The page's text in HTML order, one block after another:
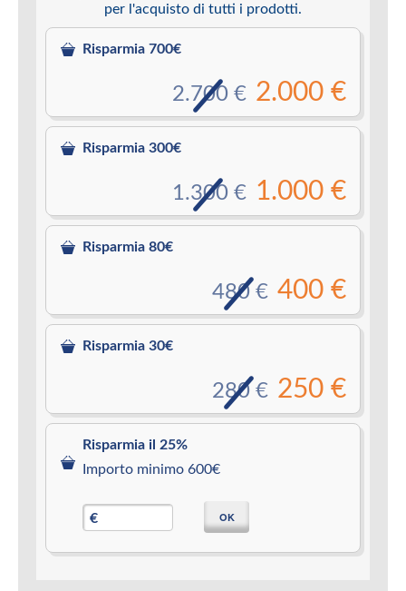
per l'acquisto di tutti i prodotti.
Risparmia 700€
2.000 €
2.700 €
Risparmia 300€
1.000 €
1.300 €
Risparmia 80€
400 €
480 €
Risparmia 30€
250 €
280 €
Risparmia il 25%
Importo minimo 600€
€ OK